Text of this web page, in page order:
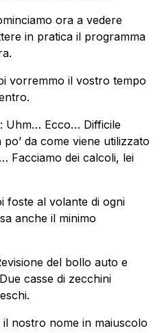
ora a vedere
in pratica il programma
vorremmo il vostro tempo
Uhm… Ecco… Difficile
da come viene utilizzato
Facciamo dei calcoli, lei
foste al volante di ogni
anche il minimo
del bollo auto e
casse di zecchini
nostro nome in maiuscolo